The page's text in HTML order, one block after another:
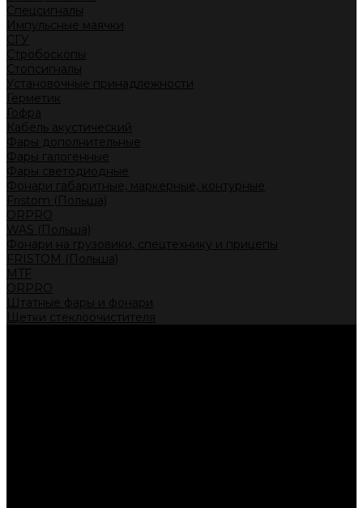
Спецсигналы
Импульсные маячки
СГУ
Стробоскопы
Стопсигналы
Установочные принадлежности
Герметик
Гофра
Кабель акустический
Фары дополнительные
Фары галогенные
Фары светодиодные
Фонари габаритные, маркерные, контурные
Fristom (Польша)
ORPRO
WAS (Польша)
Фонари на грузовики, спецтехнику и прицепы
FRISTOM (Польша)
MTF
ORPRO
Штатные фары и фонари
Щетки стеклоочистителя